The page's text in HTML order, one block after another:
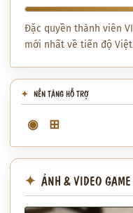
Đặc quyền thành viên
mới nhất về tiến độ
NỀN TẢNG HỖ TRỢ
◉ ⊞
ẢNH & VIDEO GAME